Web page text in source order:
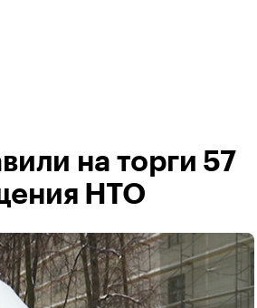
на торги 57
НТО